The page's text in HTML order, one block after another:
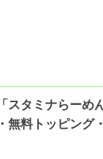
スタミナらーめ
無料トッピング